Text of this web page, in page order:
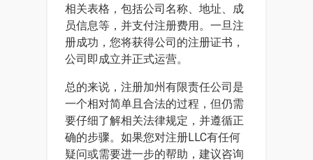
相关表格，包括公司名称、地址、成
员信息等，并支付注册费用。一旦注
册成功，您将获得公司的注册证书，
公司即成立并正式运营。
总的来说，注册加州有限责任公司是
一个相对简单且合法的过程，但仍需
要仔细了解相关法律规定，并遵循正
确的步骤。如果您对注册LLC有任何
疑问或需要进一步的帮助，建议咨询